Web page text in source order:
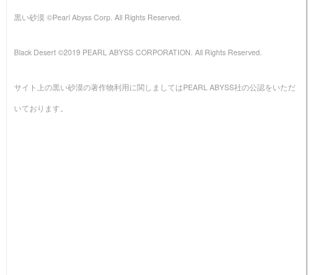
黒い砂漠 ©Pearl Abyss Corp. All Rights Reserved.
Black Desert ©2019 PEARL ABYSS CORPORATION. All Rights Reserved.
サイト上の黒い砂漠の著作物利用に関しましてはPEARL ABYSS社の公認をいただ
いております。